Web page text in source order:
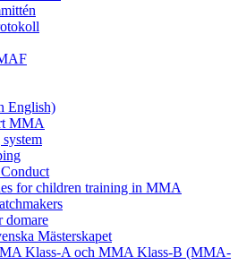
English)
MMA
for children training in MMA
domare
Mästerskapet
Klass-A och MMA Klass-B (MMA-